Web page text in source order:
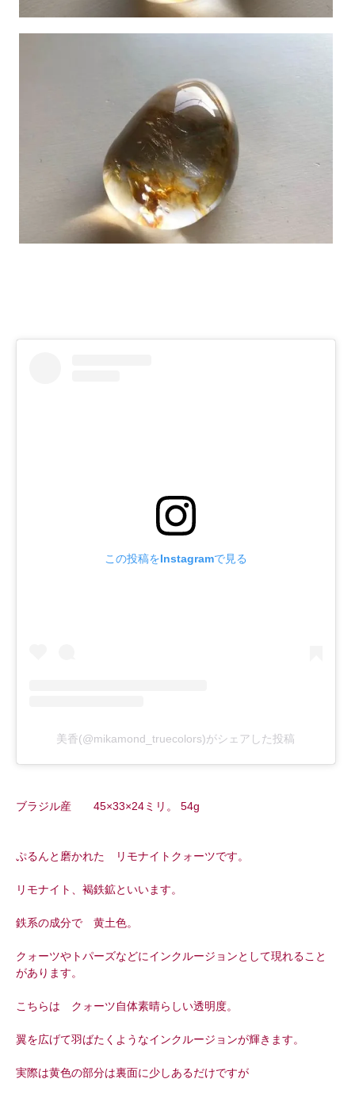
この投稿をInstagramで見る
美香(@mikamond_truecolors)がシェアした投稿
ブラジル産 45×33×24ミリ。 54g
ぷるんと磨かれた リモナイトクォーツです。
リモナイト、褐鉄鉱といいます。
鉄系の成分で 黄土色。
クォーツやトパーズなどにインクルージョンとして現れること
があります。
こちらは クォーツ自体素晴らしい透明度。
翼を広げて羽ばたくようなインクルージョンが輝きます。
実際は黄色の部分は裏面に少しあるだけですが